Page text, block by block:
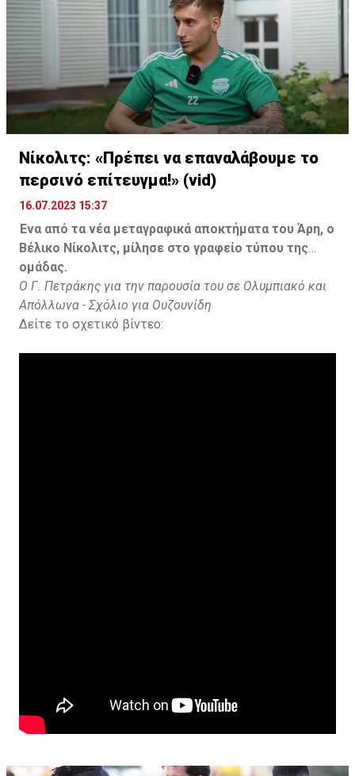
Νίκολιτς: «Πρέπει να επαναλάβουμε το
περσινό επίτευγμα!» (vid)
16.07.2023 15:37
Ένα από τα νέα μεταγραφικά αποκτήματα του Άρη, ο
Βέλικο Νίκολιτς, μίλησε στο γραφείο τύπου της
ομάδας.
Ο Γ. Πετράκης για την παρουσία του σε Ολυμπιακό και
Απόλλωνα - Σχόλιο για Ουζουνίδη
Δείτε το σχετικό βίντεο: